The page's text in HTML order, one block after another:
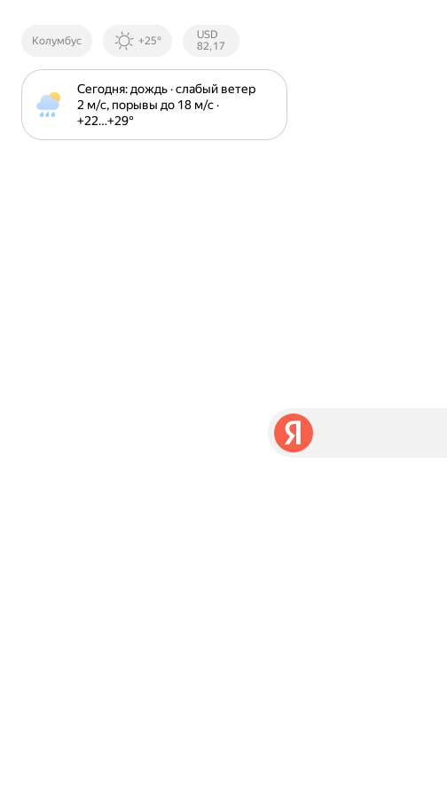
Колумбус +25°
Курсы ЦБ
РФ
USD
82,17
Сегодня: дождь · слабый ветер
2 м⁠/⁠с, порывы до 18 м⁠/⁠с ·
+22⁠…⁠+29⁠°